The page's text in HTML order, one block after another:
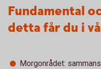
Fundamental
detta får du i
Morgonrådet: